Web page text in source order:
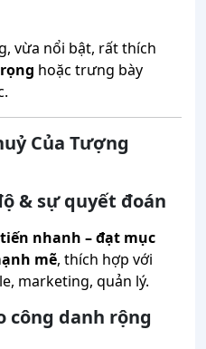
vừa nổi bật, rất thích
hoặc trưng bày
Của Tượng
& sự quyết đoán
tiến nhanh – đạt mục
mẽ, thích hợp với
marketing, quản lý.
danh rộng